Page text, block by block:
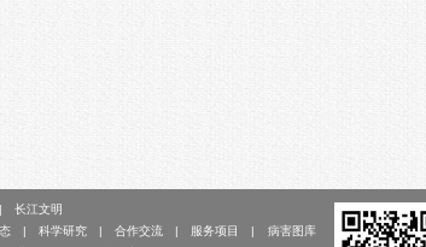
长江文明
科学研究 合作交流 服务项目
病害图库